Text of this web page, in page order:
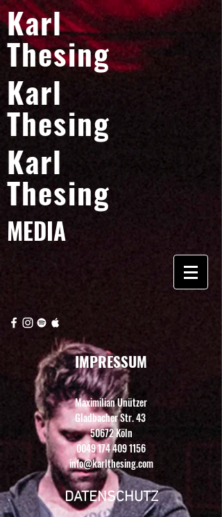
Karl
Thesing
Karl
Thesing
Karl
Thesing
MEDIA
IMPRESSUM
Maximilian Unützer
Gladbacher Str. 43
50672 Köln
0049 174 409 1156
info@karlthesing.com
DATENSCHUTZ